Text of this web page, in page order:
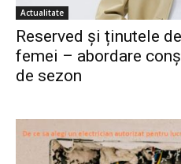
Actualitate
Reserved și ținutele
femei – abordare
de sezon